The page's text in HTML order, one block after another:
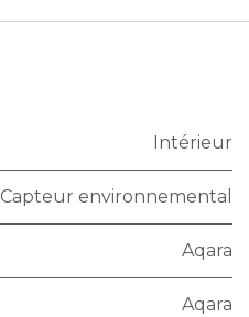
Intérieur
Capteur environnemental
Aqara
Aqara